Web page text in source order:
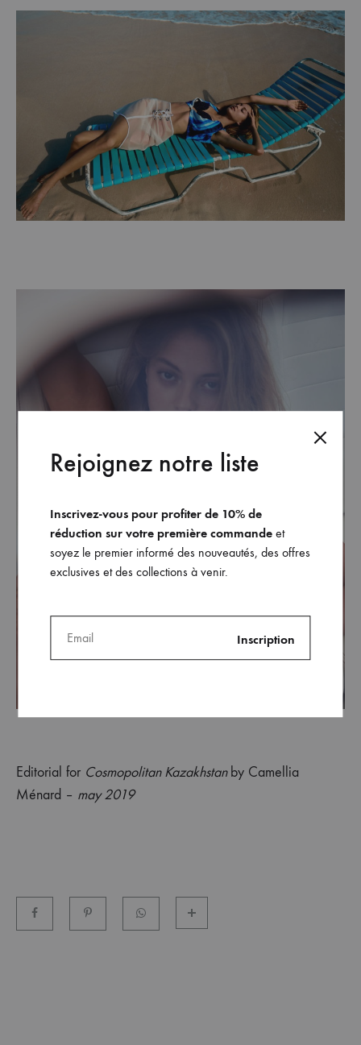
Editorial for Cosmopolitan Kazakhstanby Camellia
Ménard – may 2019
Rejoignez notre liste
Inscrivez-vous pour profiter de 10% de
réduction sur votre première commande et
soyez le premier informé des nouveautés, des offres
exclusives et des collections à venir.